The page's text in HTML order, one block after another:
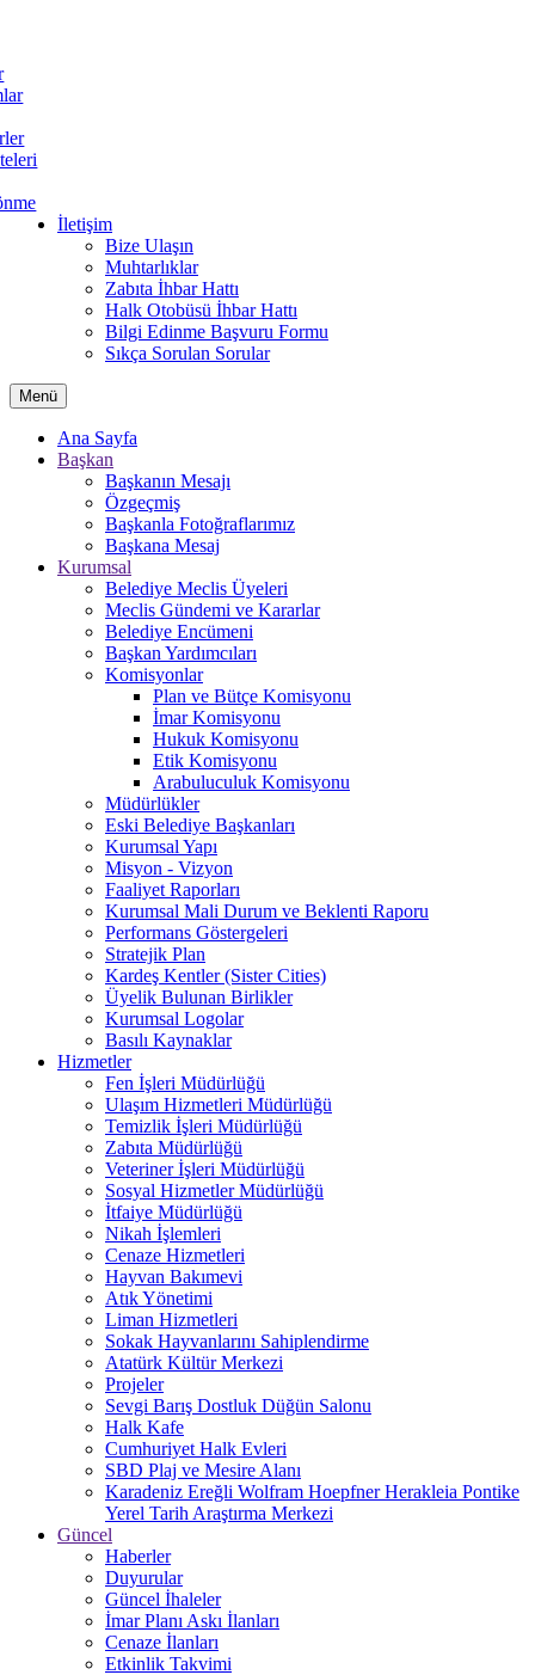
İletişim
Bize Ulaşın
Muhtarlıklar
Zabıta İhbar Hattı
Halk Otobüsü İhbar Hattı
Bilgi Edinme Başvuru Formu
Sıkça Sorulan Sorular
Menü
Ana Sayfa
Başkan
Başkanın Mesajı
Özgeçmiş
Başkanla Fotoğraflarımız
Başkana Mesaj
Kurumsal
Belediye Meclis Üyeleri
Meclis Gündemi ve Kararlar
Belediye Encümeni
Başkan Yardımcıları
Komisyonlar
Plan ve Bütçe Komisyonu
İmar Komisyonu
Hukuk Komisyonu
Etik Komisyonu
Arabuluculuk Komisyonu
Müdürlükler
Eski Belediye Başkanları
Kurumsal Yapı
Misyon - Vizyon
Faaliyet Raporları
Kurumsal Mali Durum ve Beklenti Raporu
Performans Göstergeleri
Stratejik Plan
Kardeş Kentler (Sister Cities)
Üyelik Bulunan Birlikler
Kurumsal Logolar
Basılı Kaynaklar
Hizmetler
Fen İşleri Müdürlüğü
Ulaşım Hizmetleri Müdürlüğü
Temizlik İşleri Müdürlüğü
Zabıta Müdürlüğü
Veteriner İşleri Müdürlüğü
Sosyal Hizmetler Müdürlüğü
İtfaiye Müdürlüğü
Nikah İşlemleri
Cenaze Hizmetleri
Hayvan Bakımevi
Atık Yönetimi
Liman Hizmetleri
Sokak Hayvanlarını Sahiplendirme
Atatürk Kültür Merkezi
Projeler
Sevgi Barış Dostluk Düğün Salonu
Halk Kafe
Cumhuriyet Halk Evleri
SBD Plaj ve Mesire Alanı
Karadeniz Ereğli Wolfram Hoepfner Herakleia Pontike
Yerel Tarih Araştırma Merkezi
Güncel
Haberler
Duyurular
Güncel İhaleler
İmar Planı Askı İlanları
Cenaze İlanları
Etkinlik Takvimi